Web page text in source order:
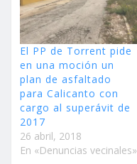
El PP de Torrent pide
en una moción un
plan de asfaltado
para Calicanto con
cargo al superávit de
2017
26 abril, 2018
En «Denuncias vecinales»